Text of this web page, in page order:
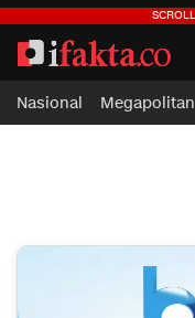
Nasional Megapolitan